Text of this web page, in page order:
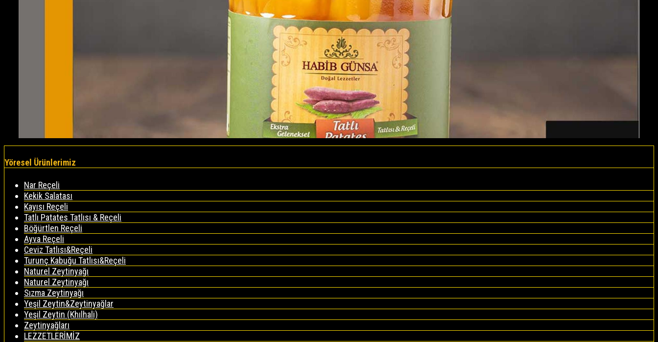
Yöresel Ürünlerimiz
Nar Reçeli
Kekik Salatası
Kayısı Reçeli
Tatlı Patates Tatlısı & Reçeli
Böğürtlen Reçeli
Ayva Reçeli
Ceviz Tatlısı&Reçeli
Turunç Kabuğu Tatlısı&Reçeli
Naturel Zeytinyağı
Naturel Zeytinyağı
Sızma Zeytinyağı
Yeşil Zeytin&Zeytinyağlar
Yeşil Zeytin (Khılhali)
Zeytinyağları
LEZZETLERİMİZ